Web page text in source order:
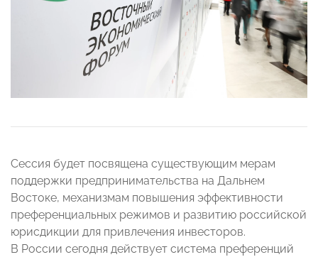
Сессия будет посвящена существующим мерам
поддержки предпринимательства на Дальнем
Востоке, механизмам повышения эффективности
преференциальных режимов и развитию российской
юрисдикции для привлечения инвесторов.
В России сегодня действует система преференций